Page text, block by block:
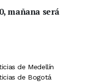
mañana será
de Medellín
de Bogotá